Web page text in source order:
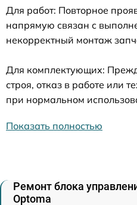
Для работ: Повторное
напрямую связан с
некорректный монтаж
Для комплектующих:
строя, отказ в работе или
при нормальном
Показать полностью
Ремонт блока
Optoma